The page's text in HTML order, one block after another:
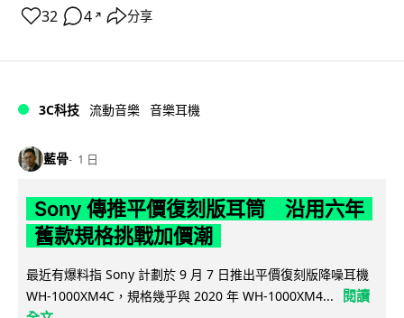
32 4 ↗ 分享
3C科技 流動音樂 音樂耳機
藍骨 1 日
Sony 傳推平價復刻版耳筒 沿用六年
舊款規格挑戰加價潮
最近有爆料指 Sony 計劃於 9 月 7 日推出平價復刻版降噪耳機
WH-1000XM4C，規格幾乎與 2020 年 WH-1000XM4...
閱讀